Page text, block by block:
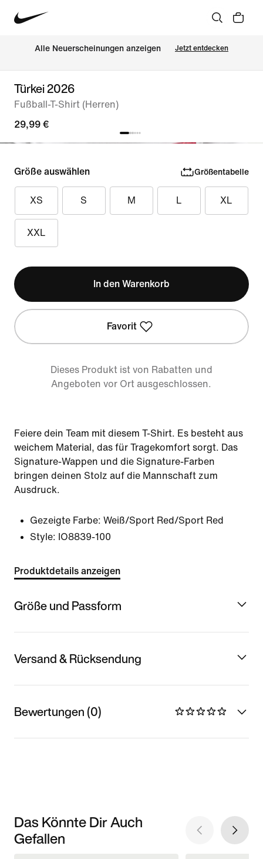
Alle Neuerscheinungen anzeigen Jetzt entdecken
Türkei 2026
Fußball-T-Shirt (Herren)
29,99 €
Größe auswählen Größentabelle
XS S M L XL
XXL
In den Warenkorb
Favorit
Dieses Produkt ist von Rabatten und
Angeboten vor Ort ausgeschlossen.
Feiere dein Team mit diesem T-Shirt. Es besteht aus
weichem Material, das für Tragekomfort sorgt. Das
Signature-Wappen und die Signature-Farben
bringen deinen Stolz auf die Mannschaft zum
Ausdruck.
Gezeigte Farbe: Weiß/Sport Red/Sport Red
Style: IO8839-100
Produktdetails anzeigen
Größe und Passform
Versand & Rücksendung
Bewertungen (0)
Das Könnte Dir Auch
Gefallen